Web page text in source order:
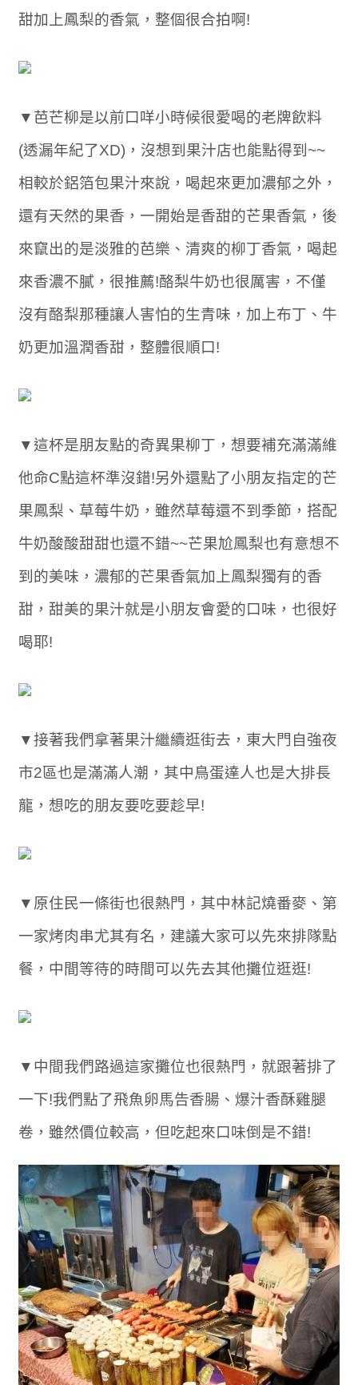
甜加上鳳梨的香氣，整個很合拍啊!
▼芭芒柳是以前口咩小時候很愛喝的老牌飲料
(透漏年紀了XD)，沒想到果汁店也能點得到~~
相較於鋁箔包果汁來說，喝起來更加濃郁之外，
還有天然的果香，一開始是香甜的芒果香氣，後
來竄出的是淡雅的芭樂、清爽的柳丁香氣，喝起
來香濃不膩，很推薦!酪梨牛奶也很厲害，不僅
沒有酪梨那種讓人害怕的生青味，加上布丁、牛
奶更加溫潤香甜，整體很順口!
▼這杯是朋友點的奇異果柳丁，想要補充滿滿維
他命C點這杯準沒錯!另外還點了小朋友指定的芒
果鳳梨、草莓牛奶，雖然草莓還不到季節，搭配
牛奶酸酸甜甜也還不錯~~芒果尬鳳梨也有意想不
到的美味，濃郁的芒果香氣加上鳳梨獨有的香
甜，甜美的果汁就是小朋友會愛的口味，也很好
喝耶!
▼接著我們拿著果汁繼續逛街去，東大門自強夜
市2區也是滿滿人潮，其中鳥蛋達人也是大排長
龍，想吃的朋友要吃要趁早!
▼原住民一條街也很熱門，其中林記燒番麥、第
一家烤肉串尤其有名，建議大家可以先來排隊點
餐，中間等待的時間可以先去其他攤位逛逛!
▼中間我們路過這家攤位也很熱門，就跟著排了
一下!我們點了飛魚卵馬告香腸、爆汁香酥雞腿
卷，雖然價位較高，但吃起來口味倒是不錯!